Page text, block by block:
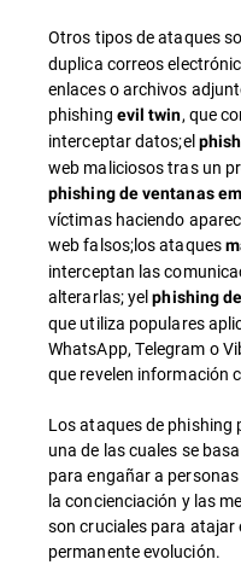
Otros tipos de ataques
duplica correos
enlaces o archivos
phishing evil twin, que
interceptar datos;el
web maliciosos tras un
phishing de ventanas
víctimas haciendo
web falsos;los ataques
interceptan las
alterarlas; yelphishing
que utiliza populares
WhatsApp, Telegram o
que revelen información
Los ataques de phishing
una de las cuales se
para engañar a
la concienciación y las
son cruciales para
permanente evolución.